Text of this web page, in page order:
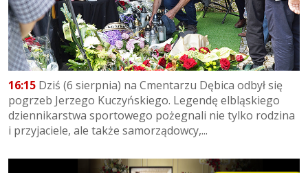
16:15 Dziś (6 sierpnia) na Cmentarzu Dębica odbył się
pogrzeb Jerzego Kuczyńskiego. Legendę elbląskiego
dziennikarstwa sportowego pożegnali nie tylko rodzina
i przyjaciele, ale także samorządowcy,...